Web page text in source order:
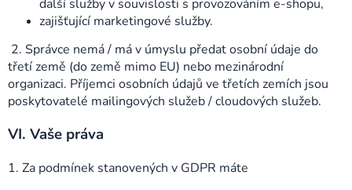
další služby v souvislosti s provozováním e-shopu,
zajišťující marketingové služby.
2. Správce nemá / má v úmyslu předat osobní údaje do
třetí země (do země mimo EU) nebo mezinárodní
organizaci. Příjemci osobních údajů ve třetích zemích jsou
poskytovatelé mailingových služeb / cloudových služeb.
VI. Vaše práva
1. Za podmínek stanovených v GDPR máte